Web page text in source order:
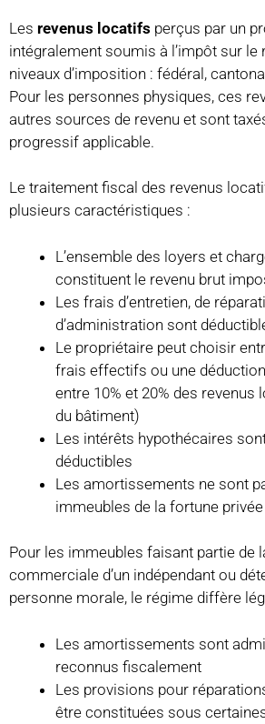
Les revenus locatifs perçus par un
intégralement soumis à l’impôt sur le
niveaux d’imposition : fédéral,
Pour les personnes physiques, ces
autres sources de revenu et sont
progressif applicable.
Le traitement fiscal des revenus
plusieurs caractéristiques :
L’ensemble des loyers et
constituent le revenu brut
Les frais d’entretien, de
d’administration sont
Le propriétaire peut choisir
frais effectifs ou une
entre 10% et 20% des revenus
du bâtiment)
Les intérêts hypothécaires
déductibles
Les amortissements ne sont
immeubles de la fortune privée
Pour les immeubles faisant partie de
commerciale d’un indépendant ou
personne morale, le régime diffère
Les amortissements sont
reconnus fiscalement
Les provisions pour
être constituées sous